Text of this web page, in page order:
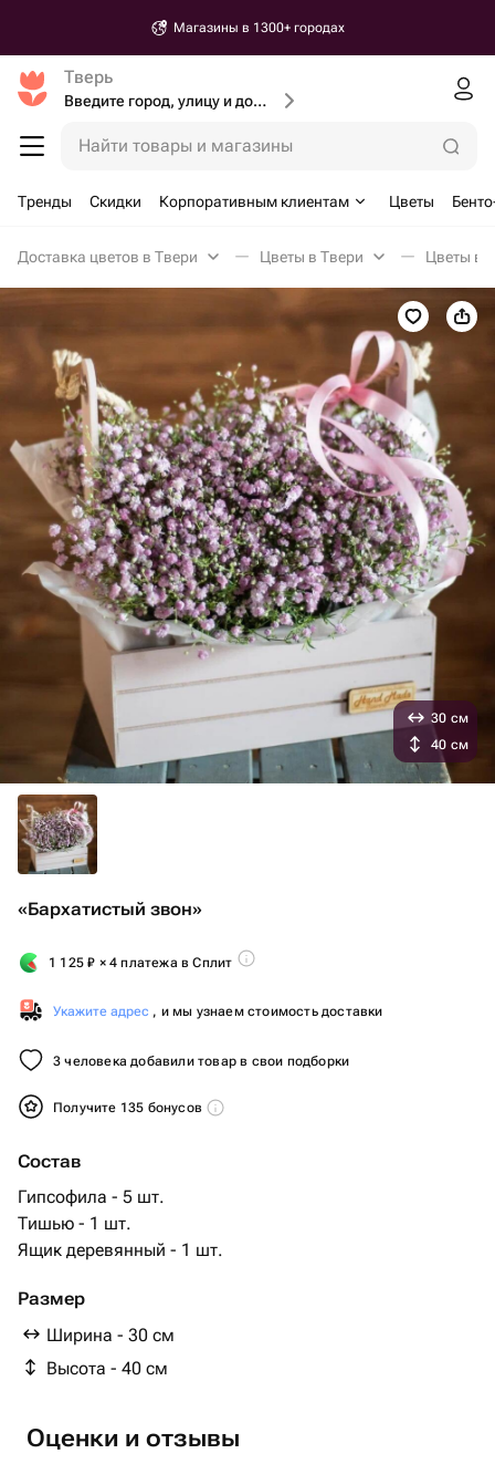
Магазины в 1300+ городах
Тверь
Введите город, улицу и дом доставки
Найти товары и магазины
Тренды Скидки Корпоративным клиентам Цветы
Доставка цветов в Твери Цветы в Твери Цветы в
«Бархатистый звон»
1 125₽ × 4 платежа в Сплит
Укажите адрес , и мы узнаем стоимость доставки
3 человека добавили товар в свои подборки
Получите 135 бонусов
Состав
Гипсофила - 5 шт.
Тишью - 1 шт.
Ящик деревянный - 1 шт.
Размер
Ширина - 30 см
Высота - 40 см
30 см
40 см
Оценки и отзывы